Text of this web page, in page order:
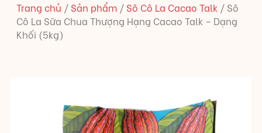
Trang chủ / Sản phẩm / Sô Cô La Cacao Talk / Sô
Cô La Sữa Chua Thượng Hạng Cacao Talk – Dạng
Khối (5kg)